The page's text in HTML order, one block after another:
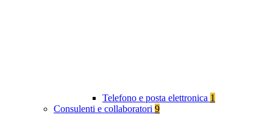
Telefono e posta elettronica 1
Consulenti e collaboratori 9